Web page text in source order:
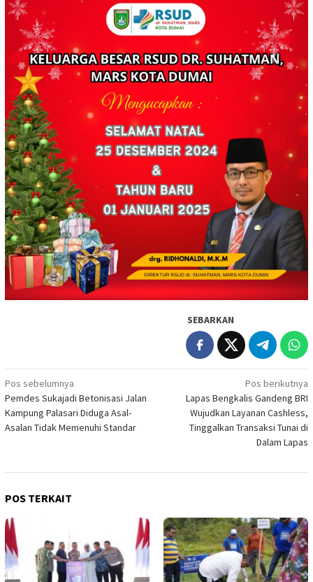
SEBARKAN
Navigasi
pos
Pos sebelumnya
Pemdes Sukajadi Betonisasi Jalan
Kampung Palasari Diduga Asal-
Asalan Tidak Memenuhi Standar
Pos berikutnya
Lapas Bengkalis Gandeng BRI
Wujudkan Layanan Cashless,
Tinggalkan Transaksi Tunai di
Dalam Lapas
POS TERKAIT